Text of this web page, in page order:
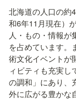
北海道の人口の約
和6年11月現在）
人・もの・情報
を占めています。
術文化イベントが
ィビティも充実し
の調和」にあり、
外に広がる豊かな